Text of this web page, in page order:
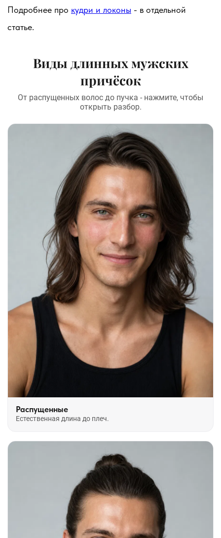
Подробнее про кудри и локоны - в отдельной
статье.
Виды длинных мужских
причёсок
От распущенных волос до пучка - нажмите, чтобы
открыть разбор.
Распущенные
Естественная длина до плеч.